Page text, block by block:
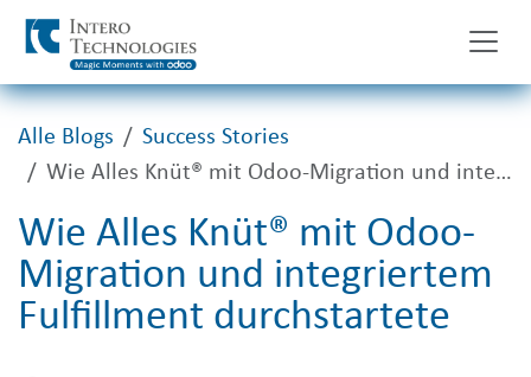
Zum Inhalt springen
Alle Blogs
Success Stories
Wie Alles Knüt® mit Odoo-Migration und integriertem Fulfillment durchstartete
Wie Alles Knüt® mit Odoo-
Migration und integriertem
Fulfillment durchstartete